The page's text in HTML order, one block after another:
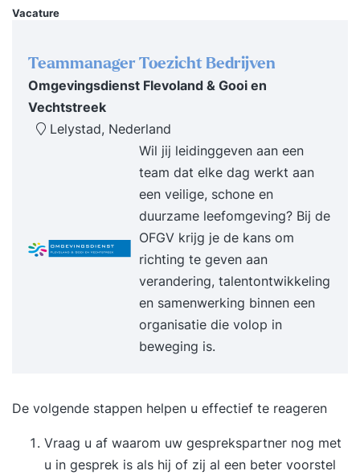
in plaats van eenmalige deals. Resultaat Na deze
onderhandelingsstijlen en tactieken. Je weet hoe
je invloed vergroot en beter inspeelt op gedrag
en drijfveren van de ander. Je ziet sneller kansen
en valkuilen en weet hoe je deze benut of
voorkomt. Je begrijpt de psychologische
mechanismen achter succesvolle
onderhandelingen en gebruikt die kennis om het
maximale rendement te behalen uit elk gesprek.
Programma Dag 1 09:30 uur Start training Het
bepalen van jouw onderhandelingspositie, doelen
en speelruimte. Inzicht in de route, fasen en
dynamiek van een professioneel
onderhandelingsproces. Strategisch inzetten van
mensen, informatie en timing in jouw voordeel.
Herkennen en doelgericht toepassen van
creëren tussen belangen, macht en
druk en besluitvorming aan de
onderhandelingstafel. Formuleren van
Vacature
Teammanager Toezicht Bedrijven
Omgevingsdienst Flevoland & Gooi en
Vechtstreek
Lelystad, Nederland
Wil jij leidinggeven aan een
team dat elke dag werkt aan
een veilige, schone en
duurzame leefomgeving? Bij de
OFGV krijg je de kans om
richting te geven aan
verandering, talentontwikkeling
en samenwerking binnen een
organisatie die volop in
beweging is.
De volgende stappen helpen u effectief te reageren
Vraag u af waarom uw gesprekspartner nog met
u in gesprek is als hij of zij al een beter voorstel